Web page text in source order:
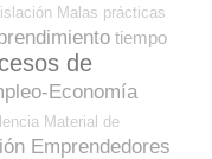
Malas prácticas
tiempo
de
Economía
Material de
Emprendedores